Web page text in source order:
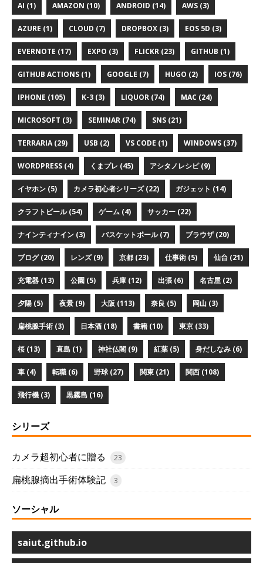
AI (1) AMAZON (10) ANDROID (14) AWS (3)
AZURE (1) CLOUD (7) DROPBOX (3) EOS 5D (3)
EVERNOTE (17) EXPO (3) FLICKR (23) GITHUB (1)
GITHUB ACTIONS (1) GOOGLE (7) HUGO (2) IOS (76)
IPHONE (105) K-3 (3) LIQUOR (74) MAC (24)
MICROSOFT (3) SEMINAR (74) SNS (21)
TERRARIA (29) USB (2) VS CODE (1) WINDOWS (37)
WORDPRESS (4) くまプレ (45) アシタノレシピ (9)
イヤホン (5) カメラ初心者シリーズ (22) ガジェット (14)
クラフトビール (54) ゲーム (4) サッカー (22)
ナインティナイン (3) バスケットボール (7) ブラウザ (20)
ブログ (20) レンズ (9) 京都 (23) 仕事術 (5) 仙台 (21)
充電器 (13) 公園 (5) 兵庫 (12) 出張 (6) 名古屋 (2)
夕陽 (5) 夜景 (9) 大阪 (113) 奈良 (5) 岡山 (3)
扁桃腺手術 (3) 日本酒 (18) 書籍 (10) 東京 (33)
桜 (13) 直島 (1) 神社仏閣 (9) 紅葉 (5) 身だしなみ (6)
車 (4) 転職 (6) 野球 (27) 関東 (21) 関西 (108)
飛行機 (3) 黒霧島 (16)
シリーズ
カメラ超初心者に贈る 23
扁桃腺摘出手術体験記 3
ソーシャル
saiut.github.io